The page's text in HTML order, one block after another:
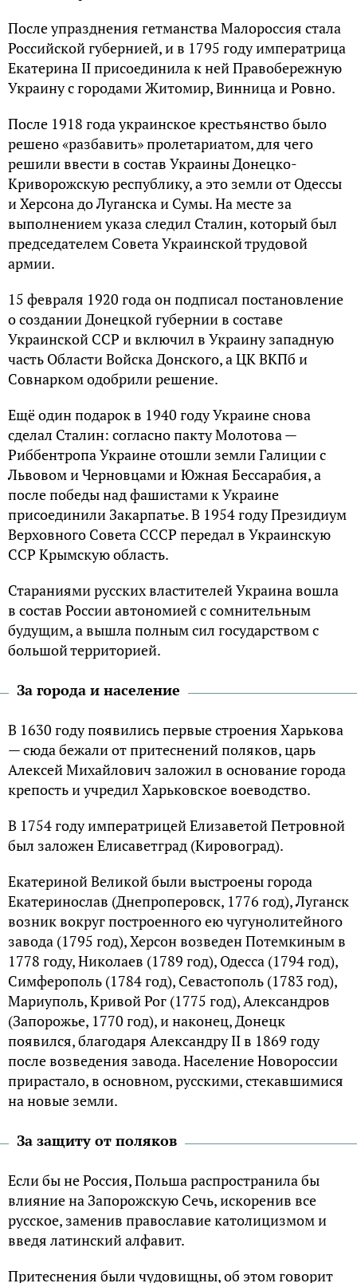
После упразднения гетманства Малороссия стала
Российской губернией, и в 1795 году императрица
Екатерина II присоединила к ней Правобережную
Украину с городами Житомир, Винница и Ровно.
После 1918 года украинское крестьянство было
решено «разбавить» пролетариатом, для чего
решили ввести в состав Украины Донецко-
Криворожскую республику, а это земли от Одессы
и Херсона до Луганска и Сумы. На месте за
выполнением указа следил Сталин, который был
председателем Совета Украинской трудовой
армии.
15 февраля 1920 года он подписал постановление
о создании Донецкой губернии в составе
Украинской ССР и включил в Украину западную
часть Области Войска Донского, а ЦК ВКПб и
Совнарком одобрили решение.
Ещё один подарок в 1940 году Украине снова
сделал Сталин: согласно пакту Молотова —
Риббентропа Украине отошли земли Галиции с
Львовом и Черновцами и Южная Бессарабия, а
после победы над фашистами к Украине
присоединили Закарпатье. В 1954 году Президиум
Верховного Совета СССР передал в Украинскую
ССР Крымскую область.
Стараниями русских властителей Украина вошла
в состав России автономией с сомнительным
будущим, а вышла полным сил государством с
большой территорией.
За города и население
В 1630 году появились первые строения Харькова
— сюда бежали от притеснений поляков, царь
Алексей Михайлович заложил в основание города
крепость и учредил Харьковское воеводство.
В 1754 году императрицей Елизаветой Петровной
был заложен Елисаветград (Кировоград).
Екатериной Великой были выстроены города
Екатеринослав (Днепроперовск, 1776 год), Луганск
возник вокруг построенного ею чугунолитейного
завода (1795 год), Херсон возведен Потемкиным в
1778 году, Николаев (1789 год), Одесса (1794 год),
Симферополь (1784 год), Севастополь (1783 год),
Мариуполь, Кривой Рог (1775 год), Александров
(Запорожье, 1770 год), и наконец, Донецк
появился, благодаря Александру II в 1869 году
после возведения завода. Население Новороссии
прирастало, в основном, русскими, стекавшимися
на новые земли.
За защиту от поляков
Если бы не Россия, Польша распространила бы
влияние на Запорожскую Сечь, искоренив все
русское, заменив православие католицизмом и
введя латинский алфавит.
Притеснения были чудовищны, об этом говорит